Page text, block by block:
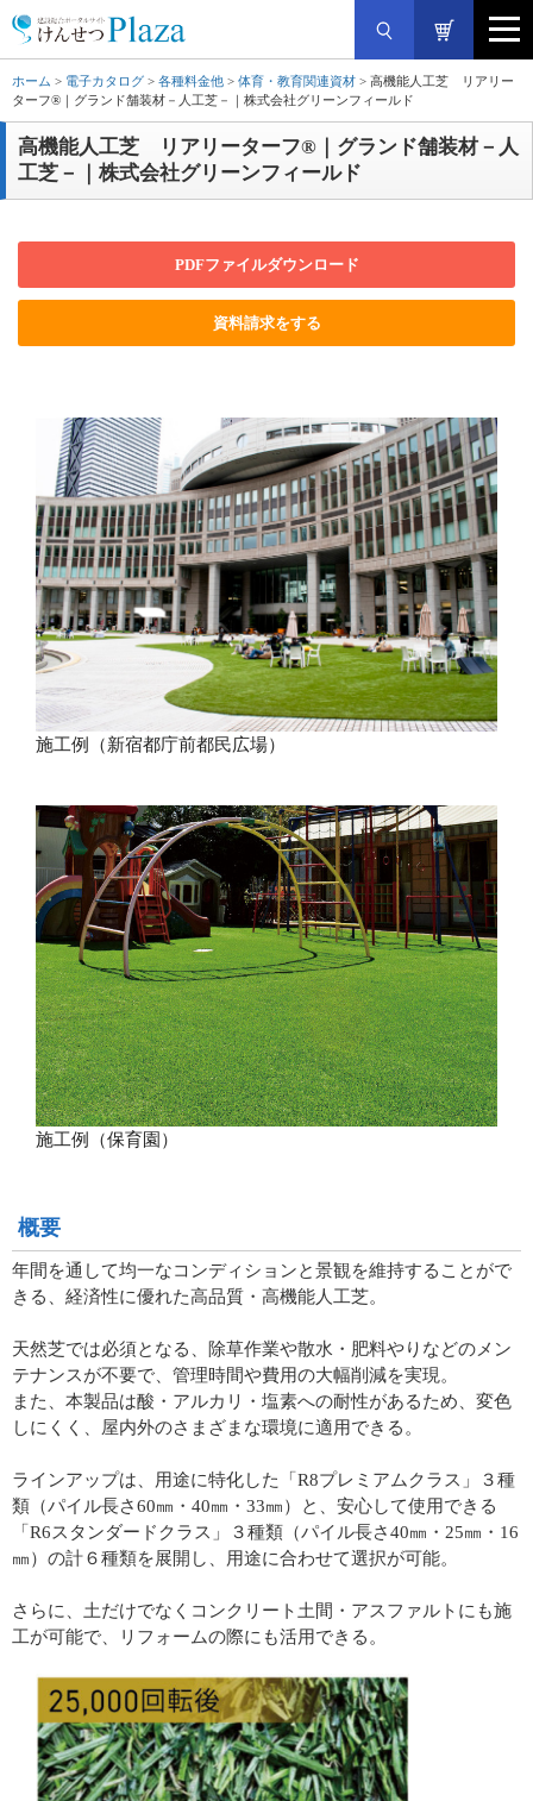
ホーム > 電子カタログ > 各種料金他 > 体育・教育関連資材 > 高機能人工芝 リアリー
ターフ®｜グランド舗装材－人工芝－｜株式会社グリーンフィールド
高機能人工芝 リアリーターフ®｜グランド舗装材－人
工芝－｜株式会社グリーンフィールド
PDFファイルダウンロード
資料請求をする
施工例（新宿都庁前都民広場）
施工例（保育園）
概要
年間を通して均一なコンディションと景観を維持することがで
きる、経済性に優れた高品質・高機能人工芝。
天然芝では必須となる、除草作業や散水・肥料やりなどのメン
テナンスが不要で、管理時間や費用の大幅削減を実現。
また、本製品は酸・アルカリ・塩素への耐性があるため、変色
しにくく、屋内外のさまざまな環境に適用できる。
ラインアップは、用途に特化した「R8プレミアムクラス」３種
類（パイル長さ60㎜・40㎜・33㎜）と、安心して使用できる
「R6スタンダードクラス」３種類（パイル長さ40㎜・25㎜・16
㎜）の計６種類を展開し、用途に合わせて選択が可能。
さらに、土だけでなくコンクリート土間・アスファルトにも施
工が可能で、リフォームの際にも活用できる。